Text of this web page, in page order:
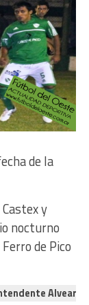
de la
y
nocturno
de Pico
Alvear)